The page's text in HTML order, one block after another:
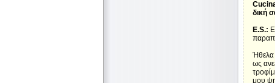
δική
E.S.:
Ήθελα
ως
μου